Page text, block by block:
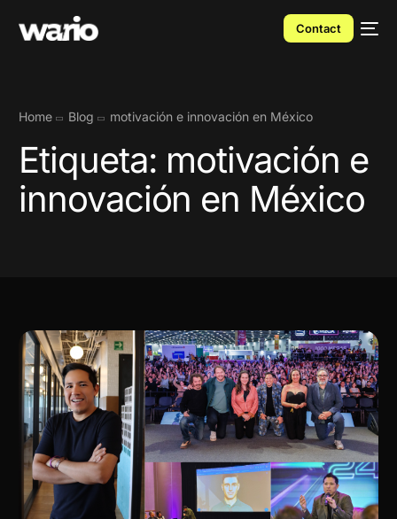
Contact
Home Blog motivación e innovación en México
Etiqueta: motivación e
innovación en México